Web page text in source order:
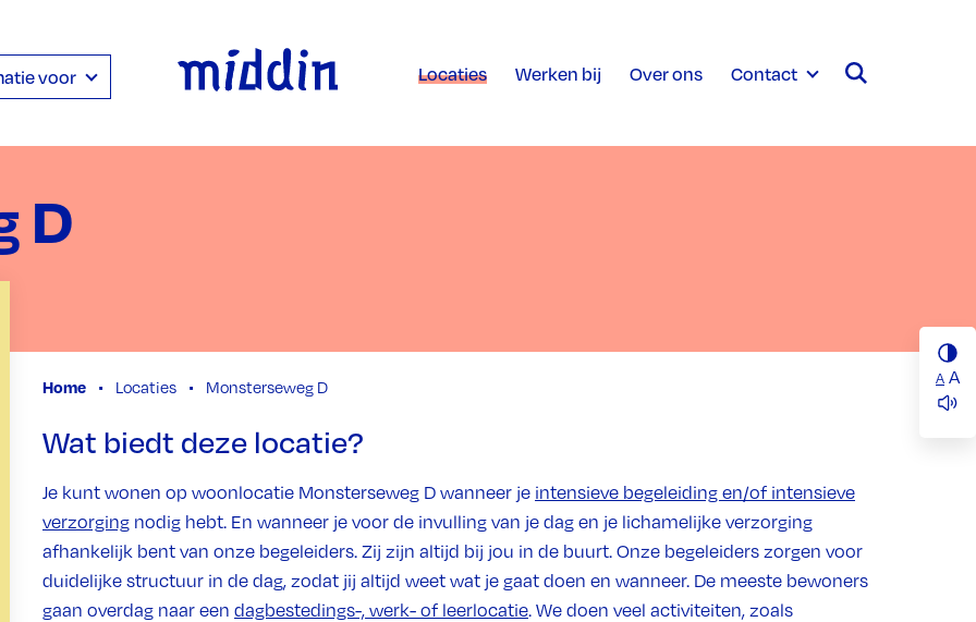
A A
voor Locaties Werken bij Over ons Contact
D
Home Locaties Monsterseweg D
Wat biedt deze locatie?
Je kunt wonen op woonlocatie Monsterseweg D wanneer je intensieve begeleiding en/of intensieve
verzorging nodig hebt. En wanneer je voor de invulling van je dag en je lichamelijke verzorging
afhankelijk bent van onze begeleiders. Zij zijn altijd bij jou in de buurt. Onze begeleiders zorgen voor
duidelijke structuur in de dag, zodat jij altijd weet wat je gaat doen en wanneer. De meeste bewoners
gaan overdag naar een dagbestedings-, werk- of leerlocatie. We doen veel activiteiten, zoals